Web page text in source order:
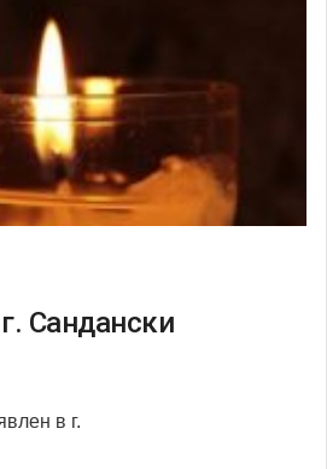
Сандански
в г.